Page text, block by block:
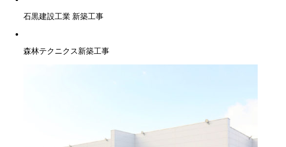
石黒建設工業 新築工事
森林テクニクス新築工事